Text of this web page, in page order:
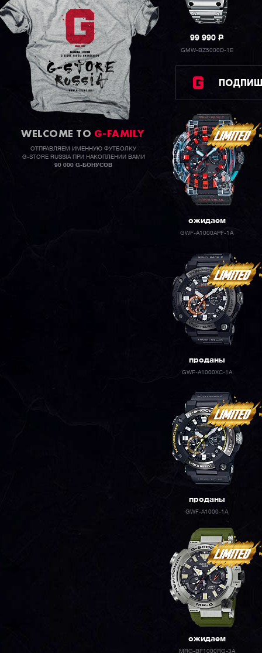
WELCOME TO G-FAMILY
ОТПРАВЛЯЕМ ИМЕННУЮ ФУТБОЛКУ
G-STORE RUSSIA ПРИ НАКОПЛЕНИИ ВАМИ
90 000 G-БОНУСОВ
99 990P
GMW-BZ5000D-1E
ожидаем
GWF-A1000APF-1A
проданы
GWF-A1000XC-1A
проданы
GWF-A1000-1A
ожидаем
MRG-BF1000RG-3A